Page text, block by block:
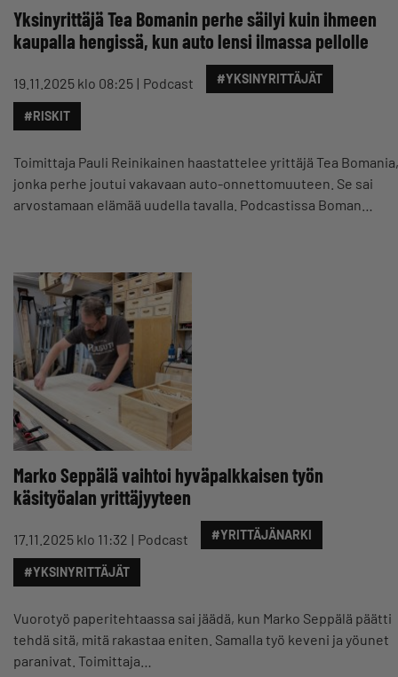
Yksinyrittäjä Tea Bomanin perhe säilyi kuin ihmeen
kaupalla hengissä, kun auto lensi ilmassa pellolle
19.11.2025 klo 08:25 Podcast #YKSINYRITTÄJÄT
#RISKIT
Toimittaja Pauli Reinikainen haastattelee yrittäjä Tea Bomania,
jonka perhe joutui vakavaan auto-onnettomuuteen. Se sai
arvostamaan elämää uudella tavalla. Podcastissa Boman…
Marko Seppälä vaihtoi hyväpalkkaisen työn
käsityöalan yrittäjyyteen
17.11.2025 klo 11:32 Podcast #YRITTÄJÄNARKI
#YKSINYRITTÄJÄT
Vuorotyö paperitehtaassa sai jäädä, kun Marko Seppälä päätti
tehdä sitä, mitä rakastaa eniten. Samalla työ keveni ja yöunet
paranivat. Toimittaja…